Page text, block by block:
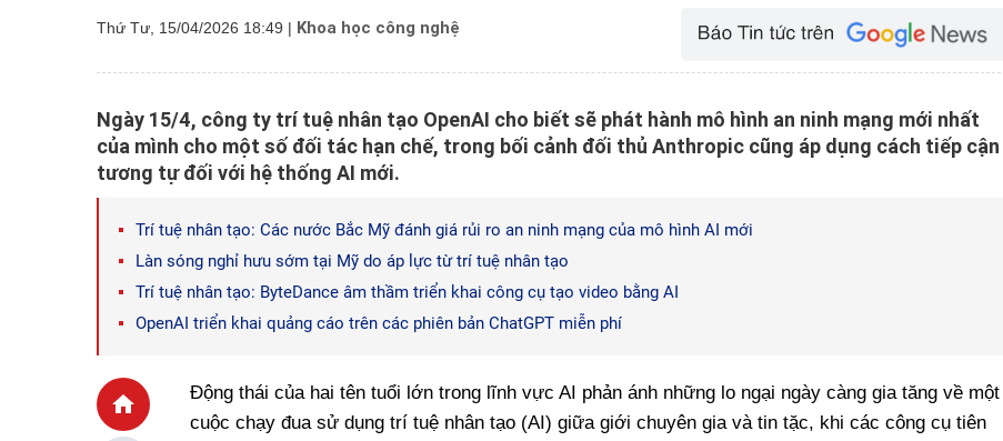
Thứ Tư, 15/04/2026 18:49 | Khoa học công nghệ
Ngày 15/4, công ty trí tuệ nhân tạo OpenAI cho biết sẽ phát hành mô hình an ninh mạng mới nhất
của mình cho một số đối tác hạn chế, trong bối cảnh đối thủ Anthropic cũng áp dụng cách tiếp cận
tương tự đối với hệ thống AI mới.
Trí tuệ nhân tạo: Các nước Bắc Mỹ đánh giá rủi ro an ninh mạng của mô hình AI mới
Làn sóng nghỉ hưu sớm tại Mỹ do áp lực từ trí tuệ nhân tạo
Trí tuệ nhân tạo: ByteDance âm thầm triển khai công cụ tạo video bằng AI
OpenAI triển khai quảng cáo trên các phiên bản ChatGPT miễn phí
Động thái của hai tên tuổi lớn trong lĩnh vực AI phản ánh những lo ngại ngày càng gia tăng về một
cuộc chạy đua sử dụng trí tuệ nhân tạo (AI) giữa giới chuyên gia và tin tặc, khi các công cụ tiên